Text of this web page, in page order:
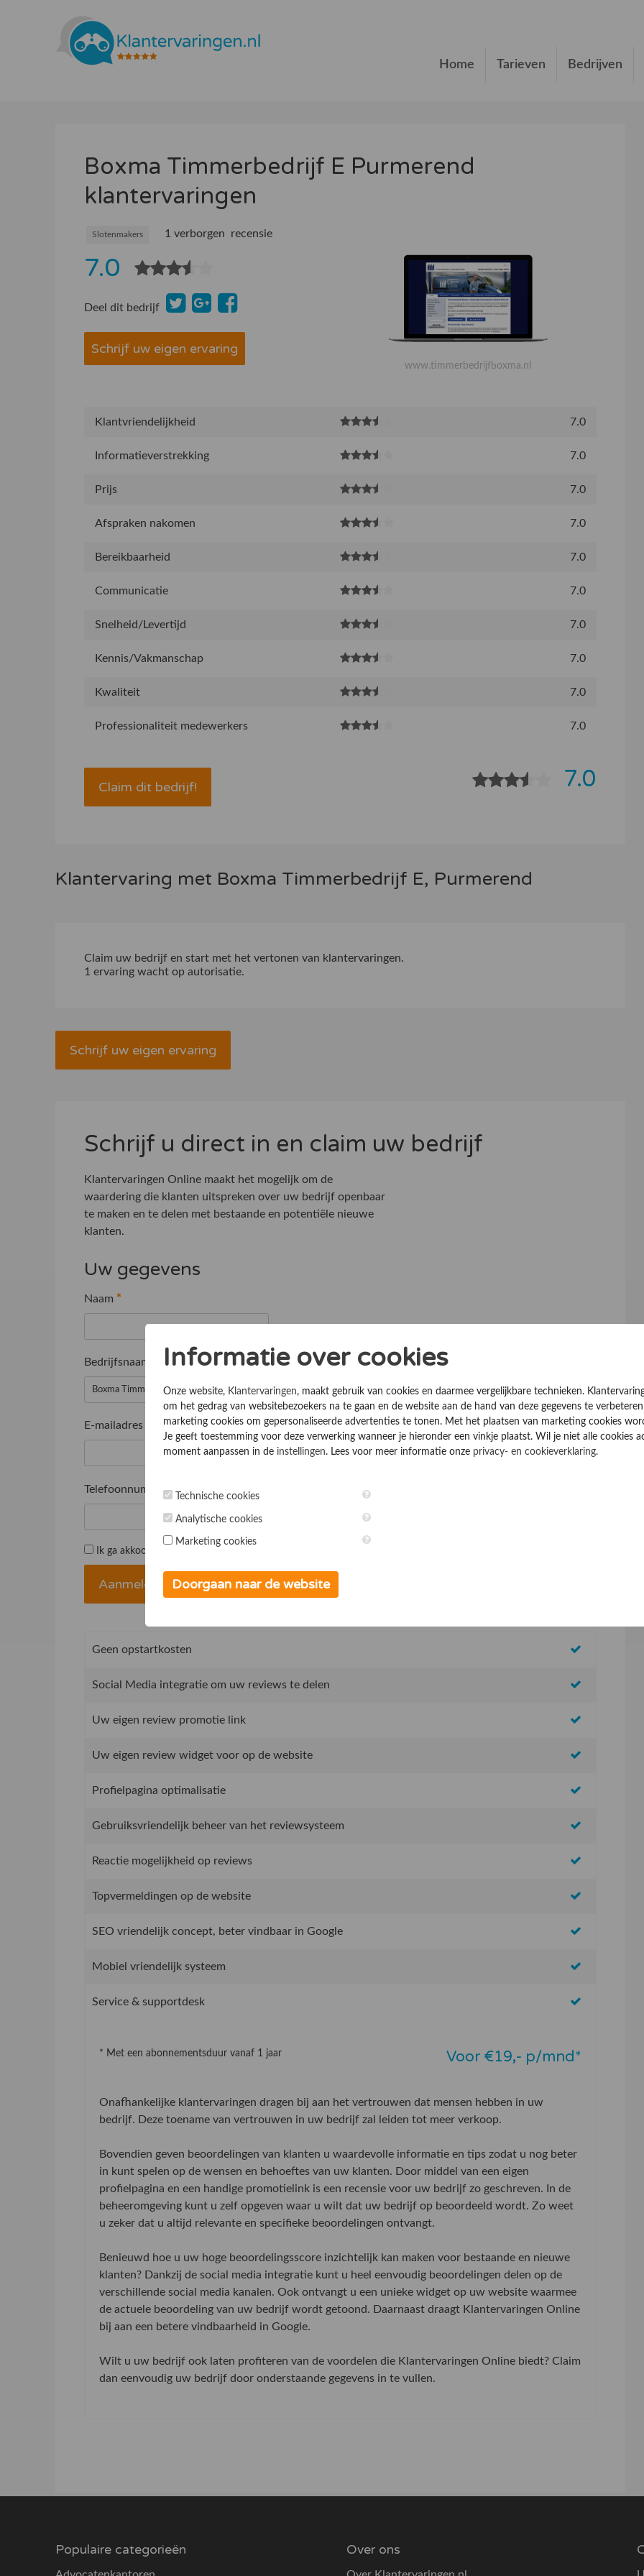
Home Tarieven Bedrijven
Boxma Timmerbedrijf E Purmerend
klantervaringen
Slotenmakers 1 verborgen recensie
7.0
Deel dit bedrijf
Schrijf uw eigen ervaring
www.timmerbedrijfboxma.nl
Klantvriendelijkheid 7.0
Informatieverstrekking 7.0
Prijs 7.0
Afspraken nakomen 7.0
Bereikbaarheid 7.0
Communicatie 7.0
Snelheid/Levertijd 7.0
Kennis/Vakmanschap 7.0
Kwaliteit 7.0
Professionaliteit medewerkers 7.0
Claim dit bedrijf! 7.0
Klantervaring met Boxma Timmerbedrijf E, Purmerend
Claim uw bedrijf en start met het vertonen van klantervaringen.
1 ervaring wacht op autorisatie.
Schrijf uw eigen ervaring
Schrijf u direct in en claim uw bedrijf
Klantervaringen Online maakt het mogelijk om de
waardering die klanten uitspreken over uw bedrijf openbaar
te maken en te delen met bestaande en potentiële nieuwe
klanten.
Uw gegevens
Naam *
Bedrijfsnaam
E-mailadres
Telefoonnummer*
Ik ga akkoord met de
Geen opstartkosten
Social Media integratie om uw reviews te delen
Uw eigen review promotie link
Uw eigen review widget voor op de website
Profielpagina optimalisatie
Gebruiksvriendelijk beheer van het reviewsysteem
Reactie mogelijkheid op reviews
Topvermeldingen op de website
SEO vriendelijk concept, beter vindbaar in Google
Mobiel vriendelijk systeem
Service & supportdesk
* Met een abonnementsduur vanaf 1 jaar Voor €19,- p/mnd*
Onafhankelijke klantervaringen dragen bij aan het vertrouwen dat mensen hebben in uw
bedrijf. Deze toename van vertrouwen in uw bedrijf zal leiden tot meer verkoop.
Bovendien geven beoordelingen van klanten u waardevolle informatie en tips zodat u nog beter
in kunt spelen op de wensen en behoeftes van uw klanten. Door middel van een eigen
profielpagina en een handige promotielink is een recensie voor uw bedrijf zo geschreven. In de
beheeromgeving kunt u zelf opgeven waar u wilt dat uw bedrijf op beoordeeld wordt. Zo weet
u zeker dat u altijd relevante en specifieke beoordelingen ontvangt.
Benieuwd hoe u uw hoge beoordelingsscore inzichtelijk kan maken voor bestaande en nieuwe
klanten? Dankzij de social media integratie kunt u heel eenvoudig beoordelingen delen op de
verschillende social media kanalen. Ook ontvangt u een unieke widget op uw website waarmee
de actuele beoordeling van uw bedrijf wordt getoond. Daarnaast draagt Klantervaringen Online
bij aan een betere vindbaarheid in Google.
Wilt u uw bedrijf ook laten profiteren van de voordelen die Klantervaringen Online biedt? Claim
dan eenvoudig uw bedrijf door onderstaande gegevens in te vullen.
Populaire categorieën Over ons
Informatie over cookies
Onze website, Klantervaringen, maakt gebruik van cookies en daarmee vergelijkbare technieken.
om het gedrag van websitebezoekers na te gaan en de website aan de hand van deze gegevens te
marketing cookies om gepersonaliseerde advertenties te tonen. Met het plaatsen van marketing cookies
Je geeft toestemming voor deze verwerking wanneer je hieronder een vinkje plaatst. Wil je niet alle cookies
moment aanpassen in de instellingen. Lees voor meer informatie onze privacy- en cookieverklaring.
Technische cookies
Analytische cookies
Marketing cookies
Doorgaan naar de website